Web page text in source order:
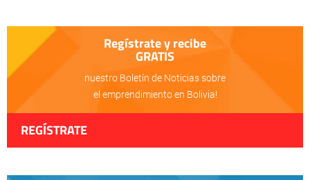
Regístrate y recibe
GRATIS
nuestro Boletín de Noticias sobre
el emprendimiento en Bolivia!
REGÍSTRATE